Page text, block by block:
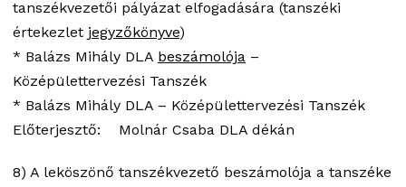
tanszékvezetői pályázat elfogadására (tanszéki
értekezlet jegyzőkönyve)
* Balázs Mihály DLA beszámolója –
Középülettervezési Tanszék
* Balázs Mihály DLA – Középülettervezési Tanszék
Előterjesztő: Molnár Csaba DLA dékán
8) A leköszönő tanszékvezető beszámolója a tanszéke